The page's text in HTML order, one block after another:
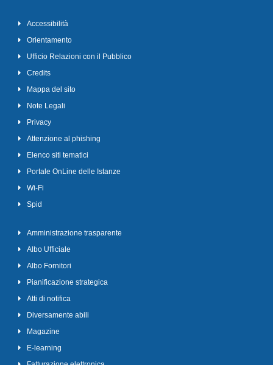
Accessibilità
Orientamento
Ufficio Relazioni con il Pubblico
Credits
Mappa del sito
Note Legali
Privacy
Attenzione al phishing
Elenco siti tematici
Portale OnLine delle Istanze
Wi-Fi
Spid
Amministrazione trasparente
Albo Ufficiale
Albo Fornitori
Pianificazione strategica
Atti di notifica
Diversamente abili
Magazine
E-learning